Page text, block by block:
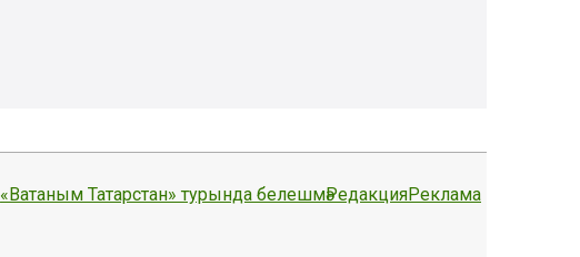
«Ватаным Татарстан» турында белешмәРедакцияРеклама